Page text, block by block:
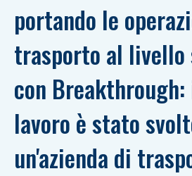
portando le
trasporto al livello
con
lavoro è stato
un'azienda di